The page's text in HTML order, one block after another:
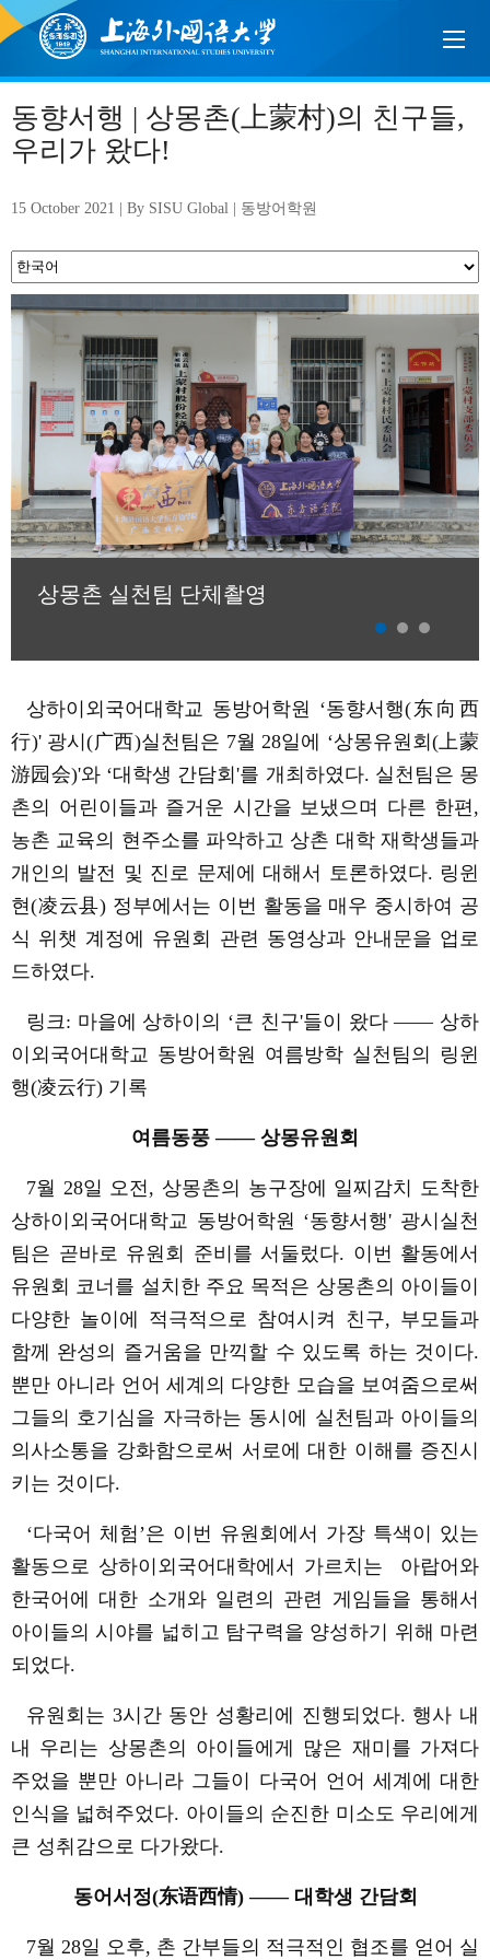
동향서행 | 상몽촌(上蒙村)의 친구들,
우리가 왔다!
15 October 2021 | By SISU Global | 동방어학원
상몽촌 실천팀 단체촬영
상하이외국어대학교 동방어학원 ‘동향서행(东 向西
行)' 광시(广西)실천팀은 7월 28일에 ‘상몽유원회(上蒙
游园会)'와‘대학생 간담회'를 개최하였다. 실천팀은 몽
촌의 어린이들과 즐거운 시간을 보냈으며 다른 한편 ,
농촌 교육의 현주소를 파악하고 상촌 대학 재학생들과
개인의 발전 및 진로 문제에 대해서 토론하였다. 링윈
현(凌云县) 정부에서는 이번 활동을 매우 중시하여 공
식 위챗 계정에 유원회 관련 동영상과 안내문을 업로
드하였다.
링크: 마을에 상하이의 ‘큰 친구'들이 왔다—— 상하
이외국어대학교 동방어학원 여름방학 실천팀의 링윈
행(凌云行) 기록
여름동풍—— 상몽유원회
7월 28일 오전 , 상몽촌의 농구장에 일찌감치 도착한
상하이외국어대학교 동방어학원 ‘동향서행' 광시실천
팀은 곧바로 유원회 준비를 서둘렀다. 이번 활동에서
유원회 코너를 설치한 주요 목적은 상몽촌의 아이들이
다양한 놀이에 적극적으로 참여시켜 친구, 부모들과
함께 완성의 즐거움을 만끽할 수 있도록 하는 것이다.
뿐만 아니라 언어 세계의 다양한 모습을 보여줌으로써
그들의 호기심을 자극하는 동시에 실천팀과 아이들의
의사소통을 강화함으로써 서로에 대한 이해를 증진시
키는 것이다.
‘다국어 체험 ’은 이번 유원회에서 가장 특색이 있는
활동으로 상하이외국어대학에서 가르치는 아랍어와
한국어에 대한 소개와 일련의 관련 게임들을 통해서
아이들의 시야를 넓히고 탐구력을 양성하기 위해 마련
되었다.
유원회는 3시간 동안 성황리에 진행되었다. 행사 내
내 우리는 상몽촌의 아이들에게 많은 재미를 가져다
주었을 뿐만 아니라 그들이 다국어 언어 세계에 대한
인식을 넓혀주었다. 아이들의 순진한 미소도 우리에게
큰 성취감으로 다가왔다.
동어서정(东语西情) —— 대학생 간담회
7월 28일 오후, 촌 간부들의 적극적인 협조를 얻어 실